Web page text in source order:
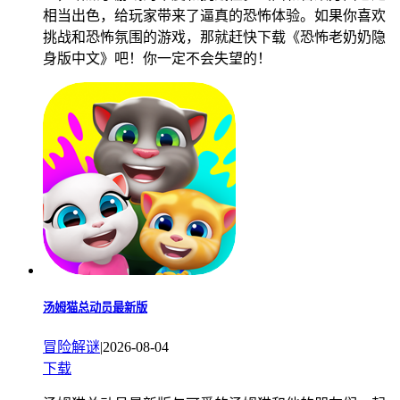
相当出色，给玩家带来了逼真的恐怖体验。如果你喜欢
挑战和恐怖氛围的游戏，那就赶快下载《恐怖老奶奶隐
身版中文》吧！你一定不会失望的！
汤姆猫总动员最新版
冒险解谜|2026-08-04
下载